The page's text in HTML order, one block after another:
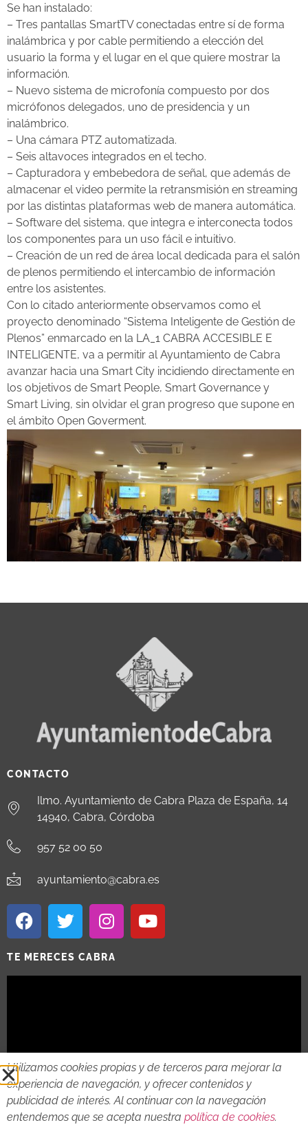
Se han instalado:
– Tres pantallas SmartTV conectadas entre sí de forma
inalámbrica y por cable permitiendo a elección del
usuario la forma y el lugar en el que quiere mostrar la
información.
– Nuevo sistema de microfonía compuesto por dos
micrófonos delegados, uno de presidencia y un
inalámbrico.
– Una cámara PTZ automatizada.
– Seis altavoces integrados en el techo.
– Capturadora y embebedora de señal, que además de
almacenar el video permite la retransmisión en streaming
por las distintas plataformas web de manera automática.
– Software del sistema, que integra e interconecta todos
los componentes para un uso fácil e intuitivo.
– Creación de un red de área local dedicada para el salón
de plenos permitiendo el intercambio de información
entre los asistentes.
Con lo citado anteriormente observamos como el
proyecto denominado “Sistema Inteligente de Gestión de
Plenos” enmarcado en la LA_1 CABRA ACCESIBLE E
INTELIGENTE, va a permitir al Ayuntamiento de Cabra
avanzar hacia una Smart City incidiendo directamente en
los objetivos de Smart People, Smart Governance y
Smart Living, sin olvidar el gran progreso que supone en
el ámbito Open Goverment.
CONTACTO
Ilmo. Ayuntamiento de Cabra Plaza de España, 14
14940, Cabra, Córdoba
957 52 00 50
ayuntamiento@cabra.es
TE MERECES CABRA
2018 - 2026 © AYTO DE CABRA AVISO LEGAL
Utilizamos cookies propias y de terceros para mejorar la
experiencia de navegación, y ofrecer contenidos y
publicidad de interés. Al continuar con la navegación
entendemos que se acepta nuestra política de cookies.